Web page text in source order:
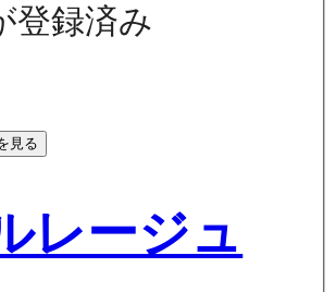
登録済み
見る
レージュ